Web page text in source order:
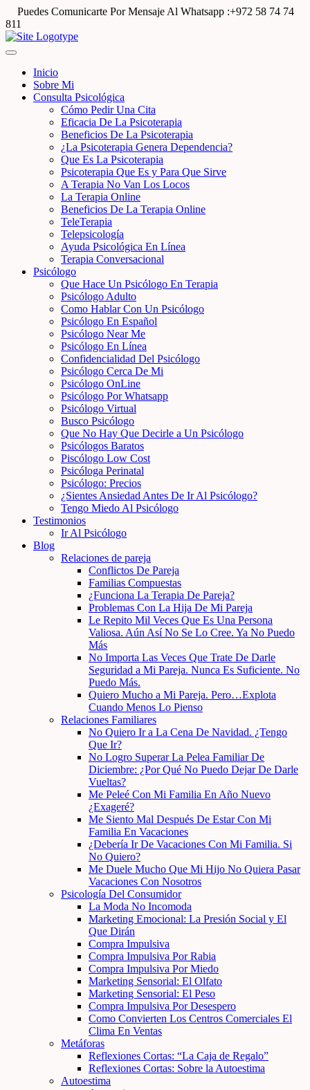
Puedes Comunicarte Por Mensaje Al Whatsapp :+972 58 74 74
811
Inicio
Sobre Mi
Consulta Psicológica
Cómo Pedir Una Cita
Eficacia De La Psicoterapia
Beneficios De La Psicoterapia
¿La Psicoterapia Genera Dependencia?
Que Es La Psicoterapia
Psicoterapia Que Es y Para Que Sirve
A Terapia No Van Los Locos
La Terapia Online
Beneficios De La Terapia Online
TeleTerapia
Telepsicología
Ayuda Psicológica En Línea
Terapia Conversacional
Psicólogo
Que Hace Un Psicólogo En Terapia
Psicólogo Adulto
Como Hablar Con Un Psicólogo
Psicólogo En Español
Psicólogo Near Me
Psicólogo En Línea
Confidencialidad Del Psicólogo
Psicólogo Cerca De Mi
Psicólogo OnLine
Psicólogo Por Whatsapp
Psicólogo Virtual
Busco Psicólogo
Que No Hay Que Decirle a Un Psicólogo
Psicólogos Baratos
Piscólogo Low Cost
Psicóloga Perinatal
Psicólogo: Precios
¿Sientes Ansiedad Antes De Ir Al Psicólogo?
Tengo Miedo Al Psicólogo
Testimonios
Ir Al Psicólogo
Blog
Relaciones de pareja
Conflictos De Pareja
Familias Compuestas
¿Funciona La Terapia De Pareja?
Problemas Con La Hija De Mi Pareja
Le Repito Mil Veces Que Es Una Persona
Valiosa. Aún Así No Se Lo Cree. Ya No Puedo
Más
No Importa Las Veces Que Trate De Darle
Seguridad a Mi Pareja. Nunca Es Suficiente. No
Puedo Más.
Quiero Mucho a Mi Pareja. Pero…Explota
Cuando Menos Lo Pienso
Relaciones Familiares
No Quiero Ir a La Cena De Navidad. ¿Tengo
Que Ir?
No Logro Superar La Pelea Familiar De
Diciembre: ¿Por Qué No Puedo Dejar De Darle
Vueltas?
Me Peleé Con Mi Familia En Año Nuevo
¿Exageré?
Me Siento Mal Después De Estar Con Mi
Familia En Vacaciones
¿Debería Ir De Vacaciones Con Mi Familia. Si
No Quiero?
Me Duele Mucho Que Mi Hijo No Quiera Pasar
Vacaciones Con Nosotros
Psicología Del Consumidor
La Moda No Incomoda
Marketing Emocional: La Presión Social y El
Que Dirán
Compra Impulsiva
Compra Impulsiva Por Rabia
Compra Impulsiva Por Miedo
Marketing Sensorial: El Olfato
Marketing Sensorial: El Peso
Compra Impulsiva Por Desespero
Como Convierten Los Centros Comerciales El
Clima En Ventas
Metáforas
Reflexiones Cortas: “La Caja de Regalo”
Reflexiones Cortas: Sobre la Autoestima
Autoestima